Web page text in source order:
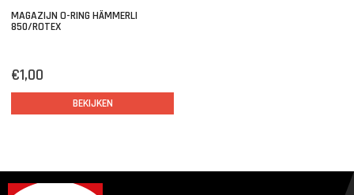
MAGAZIJN O-RING HÄMMERLI
850/ROTEX
€1,00
BEKIJKEN